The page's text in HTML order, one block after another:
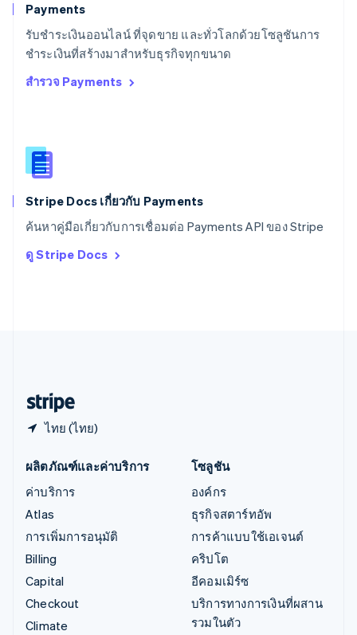
Payments
รับชำระเงินออนไลน์ ที่จุดขาย และทั่วโลกด้วยโซลูชันการ
ชำระเงินที่สร้างมาสำหรับธุรกิจทุกขนาด
สำรวจ Payments
Stripe Docs เกี่ยวกับ Payments
ค้นหาคู่มือเกี่ยวกับการเชื่อมต่อ Payments API ของ Stripe
ดู Stripe Docs
ไทย (ไทย)
สหรัฐอเมริกา
English Español简体中文
สหรัฐอาหรับเอมิเรตส์
สหราชอาณาจักร
สิงคโปร์
English
ออสเตรเลีย
English
DeutschEnglish
ItalianoEnglish
ผลิตภัณฑ์และค่าบริการ
ค่าบริการ
Atlas
การเพิ่มการอนุมัติ
Billing
Capital
Checkout
Climate
โซลูชัน
องค์กร
ธุรกิจสตาร์ทอัพ
การค้าแบบใช้เอเจนต์
คริปโต
อีคอมเมิร์ซ
บริการทางการเงินที่ผสาน
รวมในตัว